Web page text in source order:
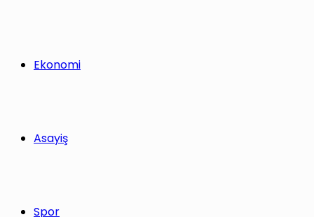
Ekonomi
Asayiş
Spor